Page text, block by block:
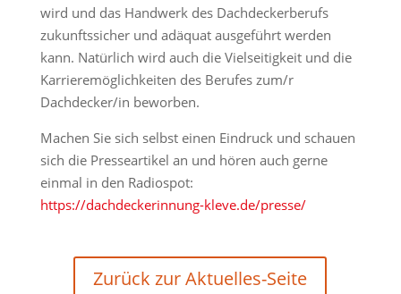
wird und das Handwerk des Dachdeckerberufs
zukunftssicher und adäquat ausgeführt werden
kann. Natürlich wird auch die Vielseitigkeit und die
Karrieremöglichkeiten des Berufes zum/r
Dachdecker/in beworben.
Machen Sie sich selbst einen Eindruck und schauen
sich die Presseartikel an und hören auch gerne
einmal in den Radiospot:
https://dachdeckerinnung-kleve.de/presse/
Zurück zur Aktuelles-Seite